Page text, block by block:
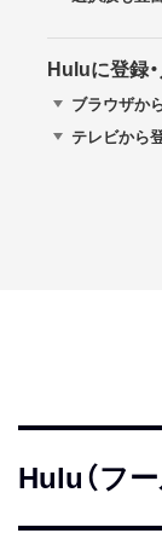
Huluに登録
ブラウザか
テレビから
Hulu（フ